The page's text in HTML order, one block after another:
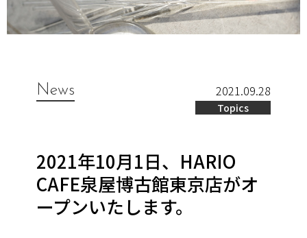
News 2021.09.28
Topics
2021年10月1日、HARIO
CAFE泉屋博古館東京店がオ
ープンいたします。